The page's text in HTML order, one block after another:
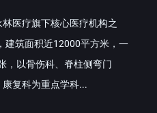
医疗旗下核心医疗机构之
建筑面积近12000平方米，一
，以骨伤科、脊柱侧弯门
复科为重点学科...